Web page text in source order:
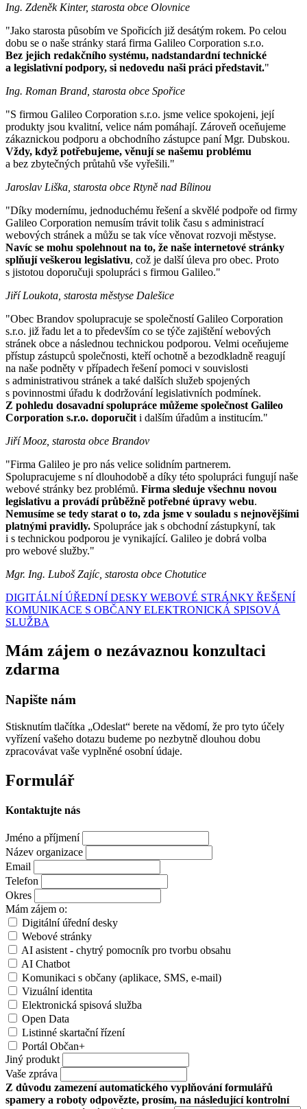
Ing. Zdeněk Kinter, starosta obce Olovnice
"Jako starosta působím ve Spořicích již desátým rokem. Po celou
dobu se o naše stránky stará firma Galileo Corporation s.r.o.
Bez jejich redakčního systému, nadstandardní technické
a legislativní podpory, si nedovedu naši práci představit."
Ing. Roman Brand, starosta obce Spořice
"S firmou Galileo Corporation s.r.o. jsme velice spokojeni, její
produkty jsou kvalitní, velice nám pomáhají. Zároveň oceňujeme
zákaznickou podporu a obchodního zástupce paní Mgr. Dubskou.
Vždy, když potřebujeme, věnují se našemu problému
a bez zbytečných průtahů vše vyřešili."
Jaroslav Liška, starosta obce Rtyně nad Bílinou
"Díky modernímu, jednoduchému řešení a skvělé podpoře od firmy
Galileo Corporation nemusím trávit tolik času s administrací
webových stránek a můžu se tak více věnovat rozvoji městyse.
Navíc se mohu spolehnout na to, že naše internetové stránky
splňují veškerou legislativu, což je další úleva pro obec. Proto
s jistotou doporučuji spolupráci s firmou Galileo."
Jiří Loukota, starosta městyse Dalešice
"Obec Brandov spolupracuje se společností Galileo Corporation
s.r.o. již řadu let a to především co se týče zajištění webových
stránek obce a následnou technickou podporou. Velmi oceňujeme
přístup zástupců společnosti, kteří ochotně a bezodkladně reagují
na naše podněty v případech řešení pomoci v souvislosti
s administrativou stránek a také dalších služeb spojených
s povinnostmi úřadu k dodržování legislativních podmínek.
Z pohledu dosavadní spolupráce můžeme společnost Galileo
Corporation s.r.o. doporučit i dalším úřadům a institucím."
Jiří Mooz, starosta obce Brandov
"Firma Galileo je pro nás velice solidním partnerem.
Spolupracujeme s ní dlouhodobě a díky této spolupráci fungují naše
webové stránky bez problémů. Firma sleduje všechnu novou
legislativu a provádí průběžně potřebné úpravy webu.
Nemusíme se tedy starat o to, zda jsme v souladu s nejnovějšími
platnými pravidly. Spolupráce jak s obchodní zástupkyní, tak
i s technickou podporou je vynikající. Galileo je dobrá volba
pro webové služby."
Mgr. Ing. Luboš Zajíc, starosta obce Chotutice
DIGITÁLNÍ ÚŘEDNÍ DESKY WEBOVÉ STRÁNKY ŘEŠENÍ
KOMUNIKACE S OBČANY ELEKTRONICKÁ SPISOVÁ
SLUŽBA
Mám zájem o nezávaznou konzultaci
zdarma
Napište nám
Stisknutím tlačítka „Odeslat“ berete na vědomí, že pro tyto účely
vyřízení vašeho dotazu budeme po nezbytně dlouhou dobu
zpracovávat vaše vyplněné osobní údaje.
Formulář
Kontaktujte nás
Jméno a příjmení
Název organizace
Email
Telefon
Okres
Mám zájem o:
Digitální úřední desky
Webové stránky
AI asistent - chytrý pomocník pro tvorbu obsahu
AI Chatbot
Komunikaci s občany (aplikace, SMS, e-mail)
Vizuální identita
Elektronická spisová služba
Open Data
Listinné skartační řízení
Portál Občan+
Jiný produkt
Vaše zpráva
Z důvodu zamezení automatického vyplňování formulářů
spamery a roboty odpovězte, prosím, na následující kontrolní